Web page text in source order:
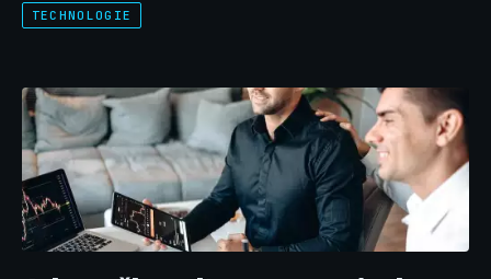
TECHNOLOGIE